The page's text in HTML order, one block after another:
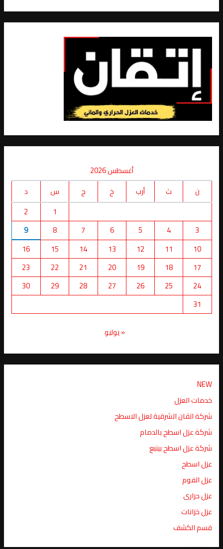
أغسطس 2026
ن
ث أرب خ ج س
د
1
2
3
4
5
6
7
8
9
10
11
12
13
14
15
16
17
18
19
20
21
22
23
24
25
26
27
28
29
30
31
« يوليو
NEW
خدمات العزل
شركة اتقان الشرقية لعزل الاسطح
شركة عزل اسطح بالدمام
شركة عزل اسطح بينبع
عزل اسطح
عزل الفوم
عزل حرارى
عزل خزانات
قسم الكشف